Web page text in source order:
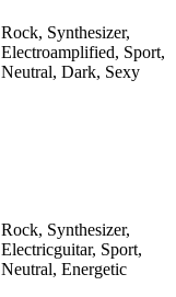
Rock, Synthesizer,
Electroamplified, Sport,
Neutral, Dark, Sexy
Rock, Synthesizer,
Electricguitar, Sport,
Neutral, Energetic